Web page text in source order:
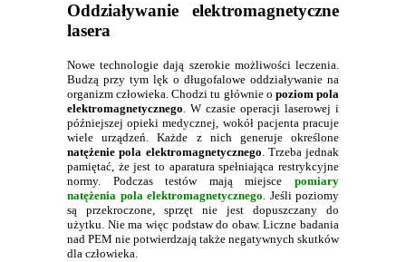
Oddziaływanie elektromagnetyczne
lasera
Nowe technologie dają szerokie możliwości leczenia.
Budzą przy tym lęk o długofalowe oddziaływanie na
organizm człowieka. Chodzi tu głównie o poziom pola
elektromagnetycznego. W czasie operacji laserowej i
późniejszej opieki medycznej, wokół pacjenta pracuje
wiele urządzeń. Każde z nich generuje określone
natężenie pola elektromagnetycznego. Trzeba jednak
pamiętać, że jest to aparatura spełniająca restrykcyjne
normy. Podczas testów mają miejsce pomiary
natężenia pola elektromagnetycznego. Jeśli poziomy
są przekroczone, sprzęt nie jest dopuszczany do
użytku. Nie ma więc podstaw do obaw. Liczne badania
nad PEM nie potwierdzają także negatywnych skutków
dla człowieka.